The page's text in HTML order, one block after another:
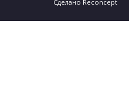
Сделано Reconcept